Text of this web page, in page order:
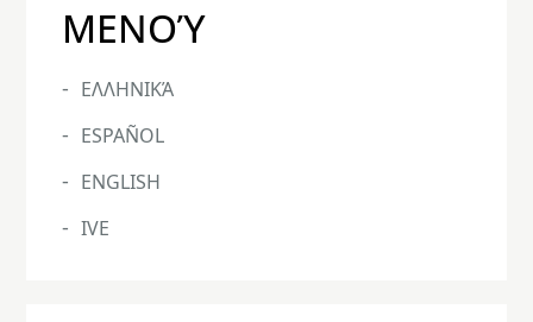
ΜΕΝΟΎ
ΕΛΛΗΝΙΚΆ
ESPAÑOL
ENGLISH
IVE